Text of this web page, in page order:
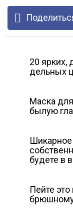
20 ярких,
дельных
Маска
былую
будете в
Пейте